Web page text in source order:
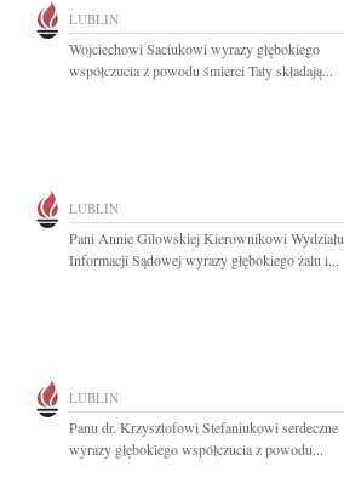
LUBLIN
Wojciechowi Saciukowi wyrazy głębokiego
współczucia z powodu śmierci Taty składają...
LUBLIN
Pani Annie Gilowskiej Kierownikowi Wydziału
Informacji Sądowej wyrazy głębokiego żalu i...
LUBLIN
Panu dr. Krzysztofowi Stefaniukowi serdeczne
wyrazy głębokiego współczucia z powodu...